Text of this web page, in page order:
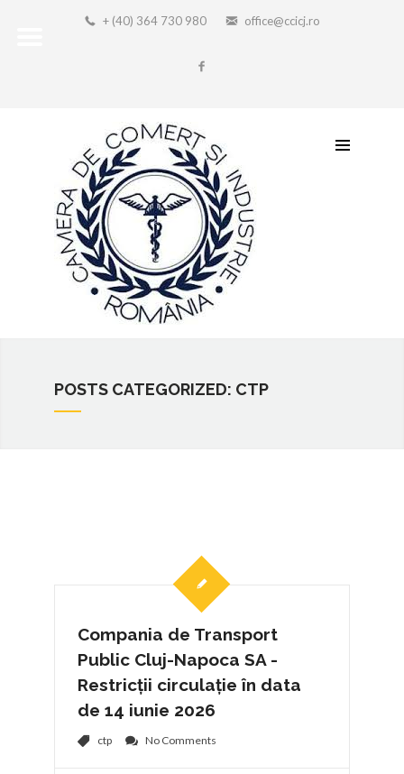
+ (40) 364 730 980 office@ccicj.ro
POSTS CATEGORIZED: CTP
Compania de Transport
Public Cluj-Napoca SA -
Restricții circulație în data
de 14 iunie 2026
ctp No Comments